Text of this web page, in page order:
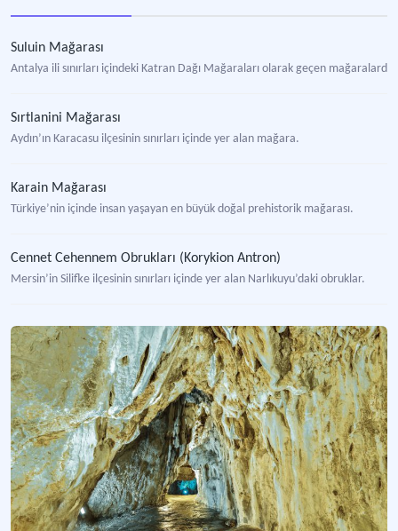
Suluin Mağarası
Antalya ili sınırları içindeki Katran Dağı Mağaraları olarak geçen
Sırtlanini Mağarası
Aydın’ın Karacasu ilçesinin sınırları içinde yer alan mağara.
Karain Mağarası
Türkiye’nin içinde insan yaşayan en büyük doğal prehistorik mağarası.
Cennet Cehennem Obrukları (Korykion Antron)
Mersin’in Silifke ilçesinin sınırları içinde yer alan Narlıkuyu’daki obruklar.
Pınargözü Mağarası
Isparta ilindeki Kızıldere Milli Parkı'nın sınırları içinde bulunan bir mağara.
Zindan Mağarası
Isparta’nın Aksu ilçesinin sınırları içinde kalan mağara.
Tabiat Varlığı
Jeolojik devirlerle, tarih öncesi ve tarihi devirlere ait olup ender bulunmaları